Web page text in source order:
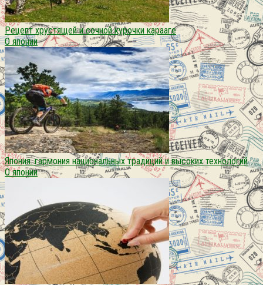
Рецепт хрустящей и сочной курочки карааге
О японии
Япония. гармония национальных традиций и высоких технологий
О японии